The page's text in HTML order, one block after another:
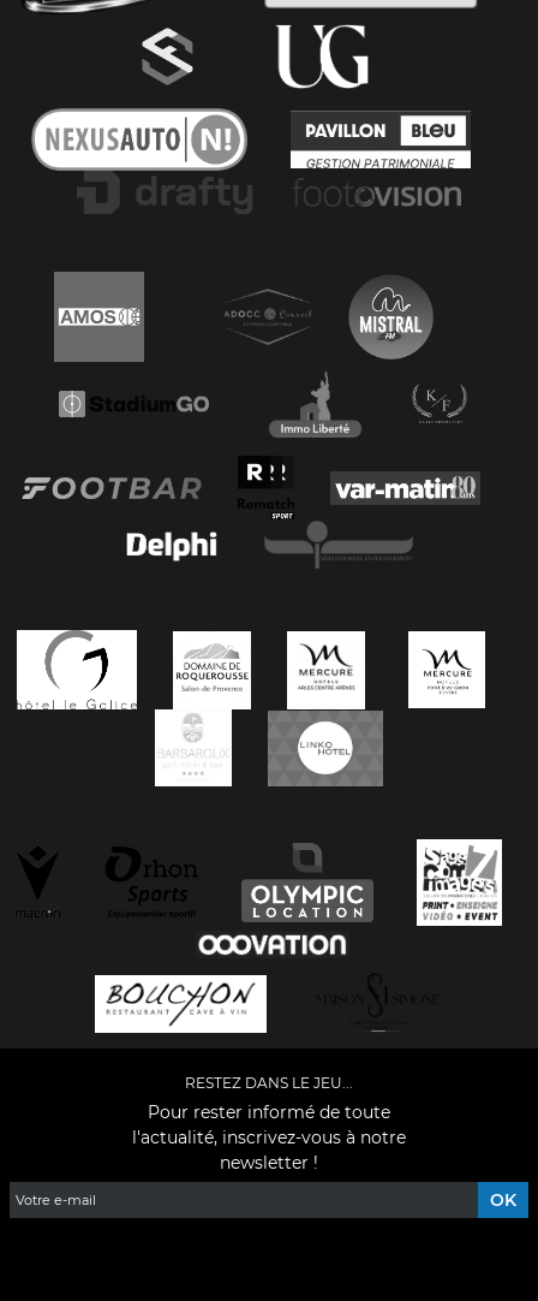
RESTEZ DANS LE JEU...
Pour rester informé de toute
l'actualité, inscrivez-vous à notre
newsletter !